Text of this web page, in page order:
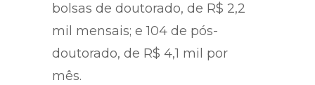
bolsas de doutorado, de R$ 2,2
mil mensais; e 104 de pós-
doutorado, de R$ 4,1 mil por
mês.